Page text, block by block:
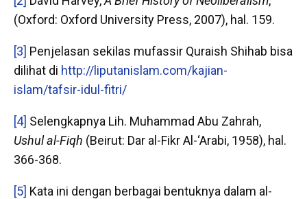
(Oxford: Oxford University Press, 2007), hal. 159.
[3] Penjelasan sekilas mufassir Quraish Shihab bisa
dilihat di http://liputanislam.com/kajian-
islam/tafsir-idul-fitri/
[4] Selengkapnya Lih. Muhammad Abu Zahrah,
Ushul al-Fiqh (Beirut: Dar al-Fikr Al-‘Arabi, 1958), hal.
366-368.
[5] Kata ini dengan berbagai bentuknya dalam al-